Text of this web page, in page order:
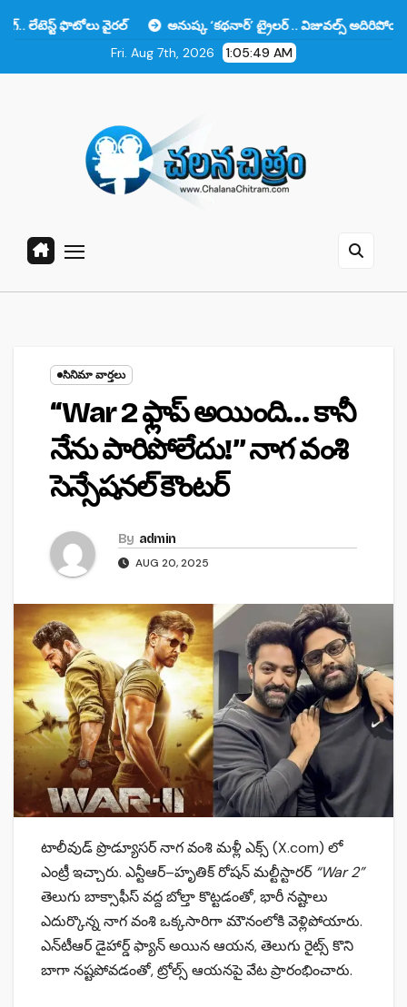
వైరల్
అనుష్క ‘కథనార్’ ట్రైలర్ .. విజువల్స్ అదిరిపోయాయి కానీ ఆ
Fri. Aug 7th, 2026
1:05:50 AM
సినిమా వార్తలు
“War 2 ఫ్లాప్ అయింది… కానీ
నేను పారిపోలేదు!” నాగ వంశి
సెన్సేషనల్ కౌంటర్
By admin
AUG 20, 2025
టాలీవుడ్ ప్రొడ్యూసర్ నాగ వంశి మళ్లీ ఎక్స్ (X.com) లో
ఎంట్రీ ఇచ్చారు. ఎన్టీఆర్–హృతిక్ రోషన్ మల్టీస్టారర్ “War 2”
తెలుగు బాక్సాఫీస్ వద్ద బోల్తా కొట్టడంతో, భారీ నష్టాలు
ఎదుర్కొన్న నాగ వంశి ఒక్కసారిగా మౌనంలోకి వెళ్లిపోయారు.
ఎన్‌టీఆర్ డైహార్డ్ ఫ్యాన్ అయిన ఆయన, తెలుగు రైట్స్ కొని
బాగా నష్టపోవడంతో, ట్రోల్స్ ఆయనపై వేట ప్రారంభించారు.